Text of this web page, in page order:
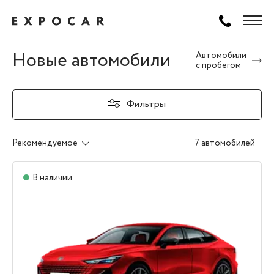
Новые автомобили
Автомобили
с пробегом
Фильтры
Рекомендуемое 7 автомобилей
В наличии